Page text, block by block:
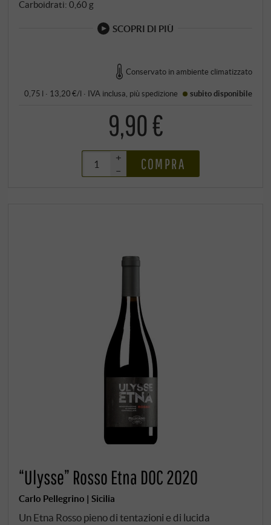
Carboidrati: 0,60 g
SCOPRI DI PIÙ
Conservato in ambiente climatizzato
0,75 l · 13,20 €/l · IVA inclusa , piùspedizione subito disponibile
9,90 €
+
–
COMPRA
“Ulysse” Rosso Etna DOC 2020
Carlo Pellegrino | Sicilia
Un Etna Rosso pieno di tentazioni e di lucida